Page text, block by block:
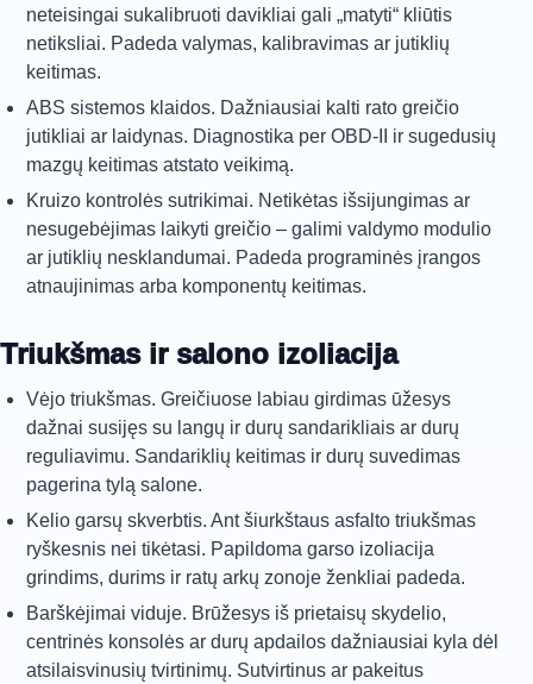
neteisingai sukalibruoti davikliai gali „matyti“ kliūtis
netiksliai. Padeda valymas, kalibravimas ar jutiklių
keitimas.
ABS sistemos klaidos. Dažniausiai kalti rato greičio
jutikliai ar laidynas. Diagnostika per OBD-II ir sugedusių
mazgų keitimas atstato veikimą.
Kruizo kontrolės sutrikimai. Netikėtas išsijungimas ar
nesugebėjimas laikyti greičio – galimi valdymo modulio
ar jutiklių nesklandumai. Padeda programinės įrangos
atnaujinimas arba komponentų keitimas.
Triukšmas ir salono izoliacija
Vėjo triukšmas. Greičiuose labiau girdimas ūžesys
dažnai susijęs su langų ir durų sandarikliais ar durų
reguliavimu. Sandariklių keitimas ir durų suvedimas
pagerina tylą salone.
Kelio garsų skverbtis. Ant šiurkštaus asfalto triukšmas
ryškesnis nei tikėtasi. Papildoma garso izoliacija
grindims, durims ir ratų arkų zonoje ženkliai padeda.
Barškėjimai viduje. Brūžesys iš prietaisų skydelio,
centrinės konsolės ar durų apdailos dažniausiai kyla dėl
atsilaisvinusių tvirtinimų. Sutvirtinus ar pakeitus